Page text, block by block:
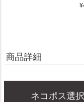
¥
商品詳細
ネコポス選